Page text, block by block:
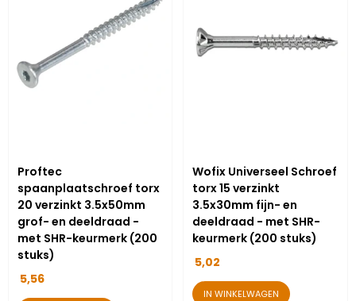
Proftec
spaanplaatschroef torx
20 verzinkt 3.5x50mm
grof- en deeldraad -
met SHR-keurmerk (200
stuks)
5,56
Wofix Universeel Schroef
torx 15 verzinkt
3.5x30mm fijn- en
deeldraad - met SHR-
keurmerk (200 stuks)
5,02
IN WINKELWAGEN